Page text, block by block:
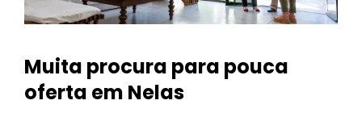
Muita procura para pouca
oferta em Nelas